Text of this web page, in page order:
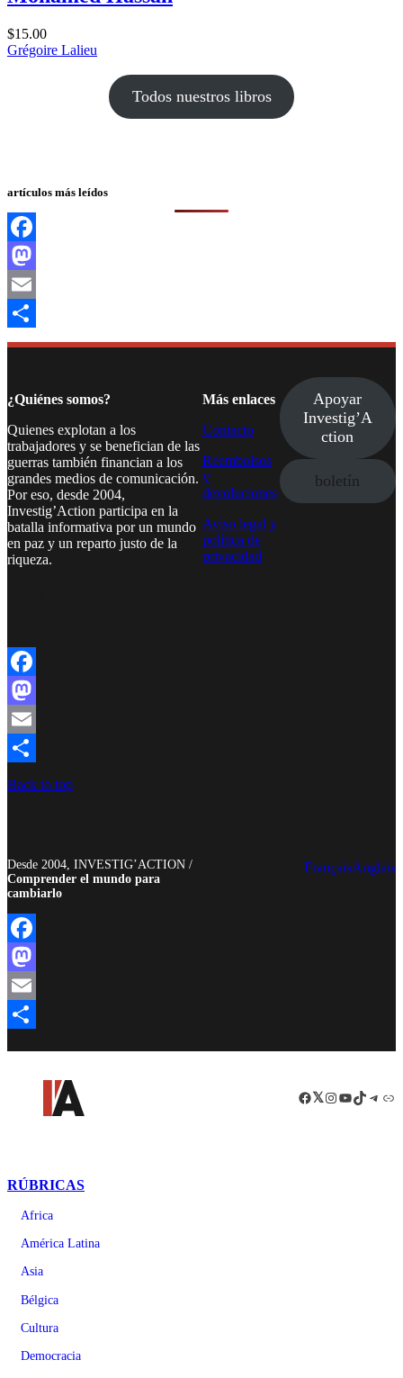
$15.00
Grégoire Lalieu
Todos nuestros libros
artículos más leídos
Facebook
Mastodon
Email
Compartir
¿Quiénes somos?
Quienes explotan a los
trabajadores y se benefician de las
guerras también financian a los
grandes medios de comunicación.
Por eso, desde 2004,
Investig’Action participa en la
batalla informativa por un mundo
en paz y un reparto justo de la
riqueza.
Más enlaces
Contacto
Reembolsos
y
devoluciones
Aviso legal y
política de
privacidad
Apoyar
Investig’A
ction
boletín
Facebook
Mastodon
Email
Compartir
Back to top
Desde 2004, INVESTIG’ACTION /
Comprender el mundo para
cambiarlo
FrançaisAnglais
Facebook
Mastodon
Email
Facebook
LinkedIn
Instagram
YouTube
TikTok
RÚBRICAS
Africa
América Latina
Asia
Bélgica
Cultura
Democracia